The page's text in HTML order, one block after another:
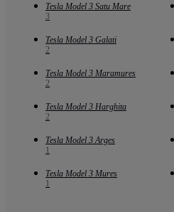
Tesla Model 3 Satu Mare
3
Tesla Model 3 Galati
2
Tesla Model 3 Maramures
2
Tesla Model 3 Harghita
2
Tesla Model 3 Arges
1
Tesla Model 3 Mures
1